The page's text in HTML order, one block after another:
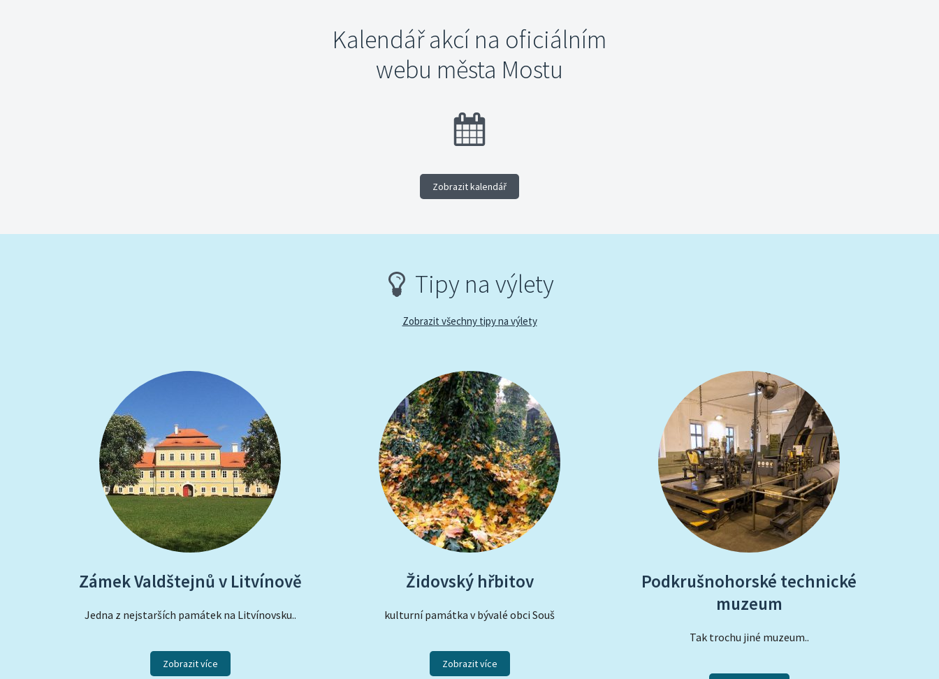
Kalendář akcí na oficiálním
webu města Mostu
Zobrazit kalendář
Tipy na výlety
Zobrazit všechny tipy na výlety
Zámek Valdštejnů v Litvínově
Jedna z nejstarších památek na Litvínovsku..
Zobrazit více
Židovský hřbitov
kulturní památka v bývalé obci Souš
Zobrazit více
Podkrušnohorské technické
muzeum
Tak trochu jiné muzeum..